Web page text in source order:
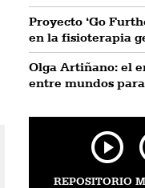
Proyecto ‘Go
en la fisioterapia
Olga Artiñano: el
entre mundos
REPOSITORIO